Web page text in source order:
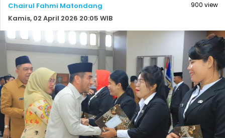
Chairul Fahmi Matondang
Kamis, 02 April 2026 20:05 WIB
900 view